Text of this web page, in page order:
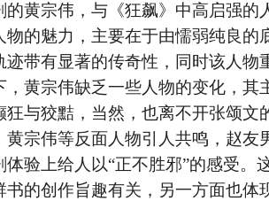
的黄宗伟，与《狂飙》中高启强的
物的魅力，主要在于由懦弱纯良的
迹带有显著的传奇性，同时该人物
，黄宗伟缺乏一些人物的变化，其
狂与狡黠，当然，也离不开张颂文
伟等反面人物引人共鸣，赵友
体验上给人以“正不胜邪”的感受。
书的创作旨趣有关，另一方面也体